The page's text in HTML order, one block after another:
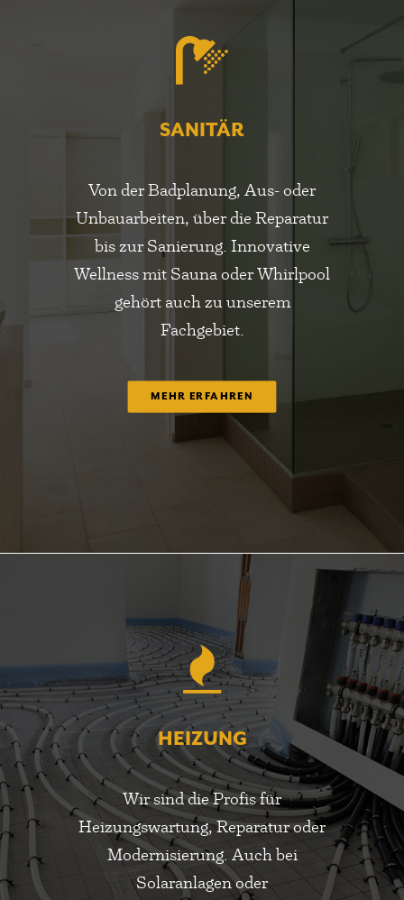
SANITÄR
Von der Badplanung, Aus- oder
Unbauarbeiten, über die Reparatur
bis zur Sanierung. Innovative
Wellness mit Sauna oder Whirlpool
gehört auch zu unserem
Fachgebiet.
MEHR ERFAHREN
HEIZUNG
Wir sind die Profis für
Heizungswartung, Reparatur oder
Modernisierung. Auch bei
Solaranlagen oder